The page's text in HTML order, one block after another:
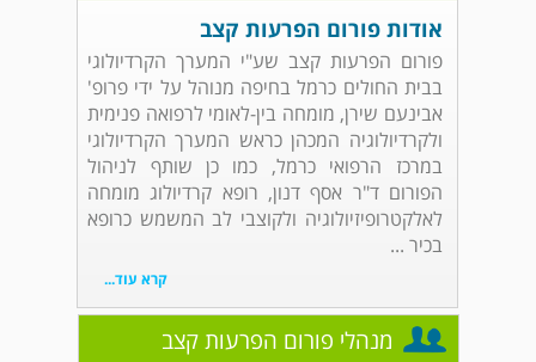
אודות פורום הפרעות קצב
פורום הפרעות קצב שע"י המערך הקרדיולוגי
בבית החולים כרמל בחיפה מנוהל על ידי פרופ'
אבינעם שירן, מומחה בין-לאומי לרפואה פנימית
ולקרדיולוגיה המכהן כראש המערך הקרדיולוגי
במרכז הרפואי כרמל, כמו כן שותף לניהול
הפורום ד"ר אסף דנון, רופא קרדיולוג מומחה
לאלקטרופיזיולוגיה ולקוצבי לב המשמש כרופא
בכיר ...
קרא עוד...
מנהלי פורום הפרעות קצב